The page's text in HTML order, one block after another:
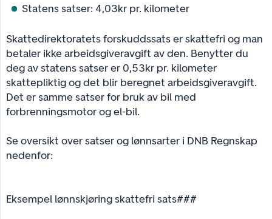
Statens satser: 4,03kr pr. kilometer
Skattedirektoratets forskuddssats er skattefri og man
betaler ikke arbeidsgiveravgift av den. Benytter du
deg av statens satser er 0,53kr pr. kilometer
skattepliktig og det blir beregnet arbeidsgiveravgift.
Det er samme satser for bruk av bil med
forbrenningsmotor og el-bil.
Se oversikt over satser og lønnsarter i DNB Regnskap
nedenfor:
Eksempel lønnskjøring skattefri sats###